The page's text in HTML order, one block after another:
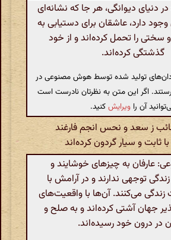
دیوانگی، هر جا که نشانه‌ای
دارد، عاشقان برای دستیابی به
را تحمل کرده‌اند و از خود
گذشتگی کرده‌اند.
تولید شده توسط هوش مصنوعی در
اگر این متن به نظرتان نادرست است
آن را ویرایشکنید.
ز سعد و نحس انجم فارغند
ثابت و سیار گردون کرده‌اند
عارفان به چیزهای خوشایند و
توجهی ندارند و در آرامش با
می‌کنند. آن‌ها با واقعیت‌های
جهان آشتی کرده‌اند و به صلح و
در درون خود رسیده‌اند.